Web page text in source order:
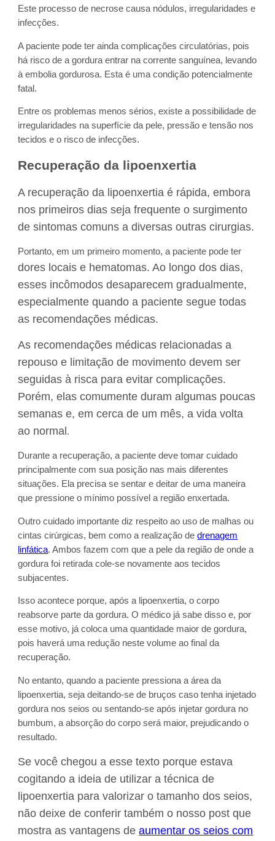
Este processo de necrose causa nódulos, irregularidades e
infecções.
A paciente pode ter ainda complicações circulatórias, pois
há risco de a gordura entrar na corrente sanguínea, levando
à embolia gordurosa. Esta é uma condição potencialmente
fatal.
Entre os problemas menos sérios, existe a possibilidade de
irregularidades na superfície da pele, pressão e tensão nos
tecidos e o risco de infecções.
Recuperação da lipoenxertia
A recuperação da lipoenxertia é rápida, embora
nos primeiros dias seja frequente o surgimento
de sintomas comuns a diversas outras cirurgias.
Portanto, em um primeiro momento, a paciente pode ter
dores locais e hematomas. Ao longo dos dias,
esses incômodos desaparecem gradualmente,
especialmente quando a paciente segue todas
as recomendações médicas.
As recomendações médicas relacionadas a
repouso e limitação de movimento devem ser
seguidas à risca para evitar complicações.
Porém, elas comumente duram algumas poucas
semanas e, em cerca de um mês, a vida volta
ao normal .
Durante a recuperação, a paciente deve tomar cuidado
principalmente com sua posição nas mais diferentes
situações. Ela precisa se sentar e deitar de uma maneira
que pressione o mínimo possível a região enxertada.
Outro cuidado importante diz respeito ao uso de malhas ou
cintas cirúrgicas, bem como a realização dedrenagem
linfática. Ambos fazem com que a pele da região de onde a
gordura foi retirada cole-se novamente aos tecidos
subjacentes.
Isso acontece porque, após a lipoenxertia, o corpo
reabsorve parte da gordura. O médico já sabe disso e, por
esse motivo, já coloca uma quantidade maior de gordura,
pois haverá uma redução neste volume ao final da
recuperação.
No entanto, quando a paciente pressiona a área da
lipoenxertia, seja deitando-se de bruços caso tenha injetado
gordura nos seios ou sentando-se após injetar gordura no
bumbum, a absorção do corpo será maior, prejudicando o
resultado.
Se você chegou a esse texto porque estava
cogitando a ideia de utilizar a técnica de
lipoenxertia para valorizar o tamanho dos seios,
não deixe de conferir também o nosso post que
mostra as vantagens deaumentar os seios com